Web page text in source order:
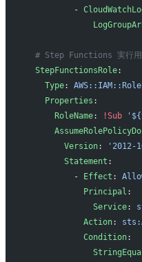
          -
# Step Functions 実行
  StepFunctionsRole
:
    Type
: AWS::IAM::Role
    Properties
:
      RoleName
: !Sub
        Version
:
'2012-
        Statement
:
          -
Effect :
            Principal
:
              Service
:
            Action
:
            Condition
: